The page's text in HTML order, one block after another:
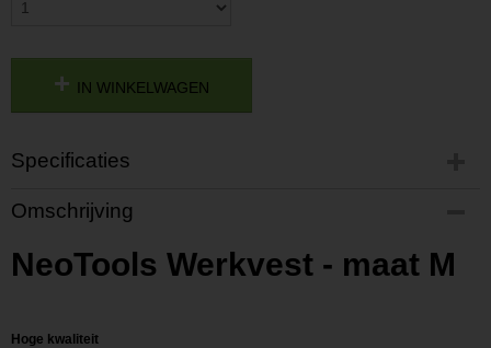
IN WINKELWAGEN
Specificaties
Productcode
P201803141409
Productcode leverancier
L201803141409
Omschrijving
NeoTools Werkvest - maat M
Hoge kwaliteit